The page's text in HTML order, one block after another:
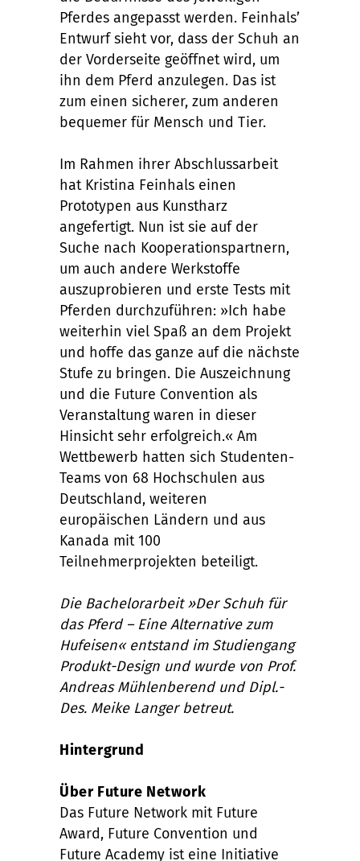
Pferdes angepasst werden. Feinhals’
Entwurf sieht vor, dass der Schuh an
der Vorderseite geöffnet wird, um
ihn dem Pferd anzulegen. Das ist
zum einen sicherer, zum anderen
bequemer für Mensch und Tier.
Im Rahmen ihrer Abschlussarbeit
hat Kristina Feinhals einen
Prototypen aus Kunstharz
angefertigt. Nun ist sie auf der
Suche nach Kooperationspartnern,
um auch andere Werkstoffe
auszuprobieren und erste Tests mit
Pferden durchzuführen: »Ich habe
weiterhin viel Spaß an dem Projekt
und hoffe das ganze auf die nächste
Stufe zu bringen. Die Auszeichnung
und die Future Convention als
Veranstaltung waren in dieser
Hinsicht sehr erfolgreich.« Am
Wettbewerb hatten sich Studenten-
Teams von 68 Hochschulen aus
Deutschland, weiteren
europäischen Ländern und aus
Kanada mit 100
Teilnehmerprojekten beteiligt.
Die Bachelorarbeit »Der Schuh für
das Pferd – Eine Alternative zum
Hufeisen« entstand im Studiengang
Produkt-Design und wurde von Prof.
Andreas Mühlenberend und Dipl.-
Des. Meike Langer betreut.
Hintergrund
Über Future Network
Das Future Network mit Future
Award, Future Convention und
Future Academy ist eine Initiative